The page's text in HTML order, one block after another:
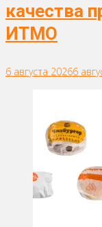
качества
ИТМО
6 августа 20266